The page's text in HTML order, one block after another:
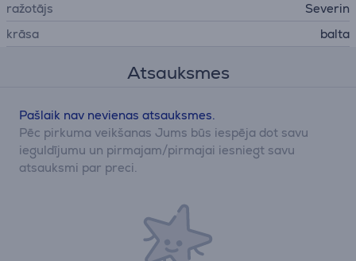
ražotājs
Severin
krāsa
balta
Atsauksmes
Pašlaik nav nevienas atsauksmes.
Pēc pirkuma veikšanas Jums būs iespēja dot savu
ieguldījumu un pirmajam/pirmajai iesniegt savu
atsauksmi par preci.